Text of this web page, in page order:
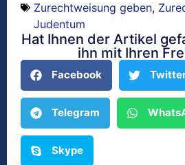
Zurechtweisung geben,
Judentum
Hat Ihnen der Artikel
ihn mit Ihren
Facebook
Telegram
Skype